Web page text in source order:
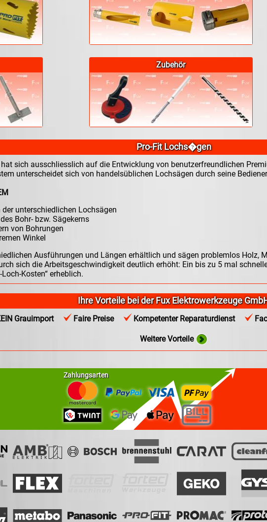
Zubehör
Pro-Fit Lochs�gen
sich ausschliesslich auf die Entwicklung von benutzerfreundlichen
unterscheidet sich von handelsüblichen Lochsägen durch seine
unterschiedlichen Lochsägen
Bohr- bzw. Sägekerns
von Bohrungen
Winkel
Ausführungen und Längen erhältlich und sägen problemlos Holz,
sich die Arbeitsgeschwindigkeit deutlich erhöht: Ein bis zu 5 mal
Kosten“ erheblich.
Ihre Vorteile bei der Fux Elektrowerkzeuge
Grauimport Faire Preise Kompetenter Reparaturdienst
Weitere Vorteile
Zahlungsarten